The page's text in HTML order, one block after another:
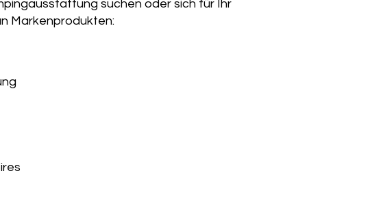
suchen oder sich für Ihr
Markenprodukten: